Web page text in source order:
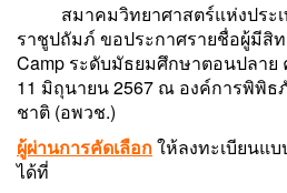
สมาคมวิทยาศาสตร์แห่งประเ
ราชูปถัมภ์ ขอประกาศรายชื่อผู้มีสิท
Camp ระดับมัธยมศึกษาตอนปลาย
11 มิถุนายน 2567 ณ องค์การพิพิ
ชาติ (อพวช.)
ผู้ผ่านการคัดเลือกให้ลงทะเบียนแ
ได้ที่